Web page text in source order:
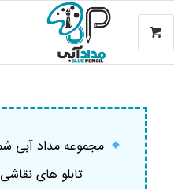
مجموعه مداد آبی
تابلو های